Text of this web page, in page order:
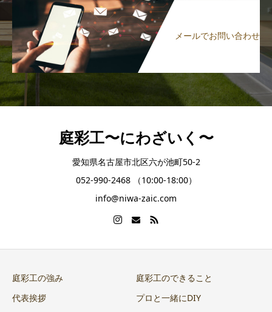
メールでお問い合わせ
庭彩工〜にわざいく〜
愛知県名古屋市北区六が池町50-2
052-990-2468 （10:00-18:00）
info@niwa-zaic.com
庭彩工の強み
庭彩工のできること
代表挨拶
プロと一緒にDIY